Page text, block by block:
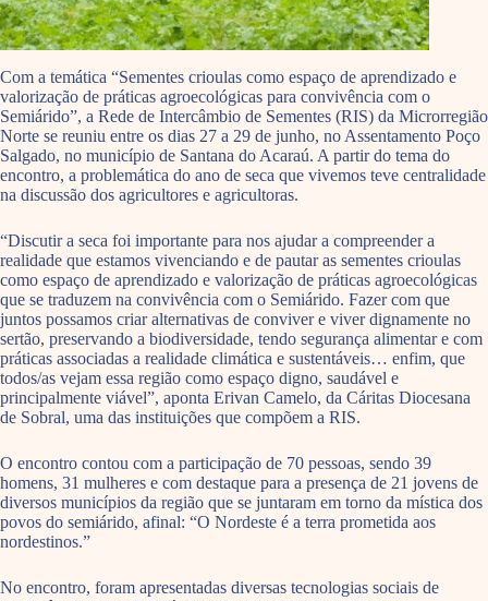
Com a temática “Sementes crioulas como espaço de aprendizado e
valorização de práticas agroecológicas para convivência com o
Semiárido”, a Rede de Intercâmbio de Sementes (RIS) da Microrregião
Norte se reuniu entre os dias 27 a 29 de junho, no Assentamento Poço
Salgado, no município de Santana do Acaraú. A partir do tema do
encontro, a problemática do ano de seca que vivemos teve centralidade
na discussão dos agricultores e agricultoras.
“Discutir a seca foi importante para nos ajudar a compreender a
realidade que estamos vivenciando e de pautar as sementes crioulas
como espaço de aprendizado e valorização de práticas agroecológicas
que se traduzem na convivência com o Semiárido. Fazer com que
juntos possamos criar alternativas de conviver e viver dignamente no
sertão, preservando a biodiversidade, tendo segurança alimentar e com
práticas associadas a realidade climática e sustentáveis… enfim, que
todos/as vejam essa região como espaço digno, saudável e
principalmente viável”, aponta Erivan Camelo, da Cáritas Diocesana
de Sobral, uma das instituições que compõem a RIS.
O encontro contou com a participação de 70 pessoas, sendo 39
homens, 31 mulheres e com destaque para a presença de 21 jovens de
diversos municípios da região que se juntaram em torno da mística dos
povos do semiárido, afinal: “O Nordeste é a terra prometida aos
nordestinos.”
No encontro, foram apresentadas diversas tecnologias sociais de